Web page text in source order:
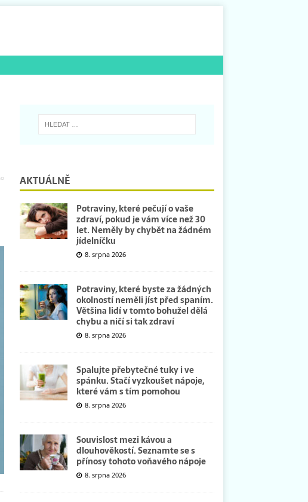
AKTUÁLNĚ
Potraviny, které pečují o vaše
zdraví, pokud je vám více než 30
let. Neměly by chybět na žádném
jídelníčku
8. srpna 2026
Potraviny, které byste za žádných
okolností neměli jíst před spaním.
Většina lidí v tomto bohužel dělá
chybu a ničí si tak zdraví
8. srpna 2026
Spalujte přebytečné tuky i ve
spánku. Stačí vyzkoušet nápoje,
které vám s tím pomohou
8. srpna 2026
Souvislost mezi kávou a
dlouhověkostí. Seznamte se s
přínosy tohoto voňavého nápoje
8. srpna 2026